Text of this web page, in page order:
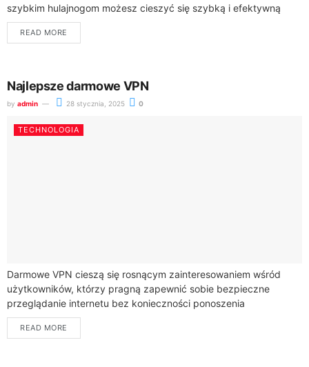
szybkim hulajnogom możesz cieszyć się szybką i efektywną
jazdą po mieście. Jednak...
READ MORE
Najlepsze darmowe VPN
by admin 28 stycznia, 2025 0
TECHNOLOGIA
Darmowe VPN cieszą się rosnącym zainteresowaniem wśród
użytkowników, którzy pragną zapewnić sobie bezpieczne
przeglądanie internetu bez konieczności ponoszenia
dodatkowych kosztów. Wśród dostępnych opcji wyróżnia się
Proton VPN, który oferuje nieograniczony...
READ MORE